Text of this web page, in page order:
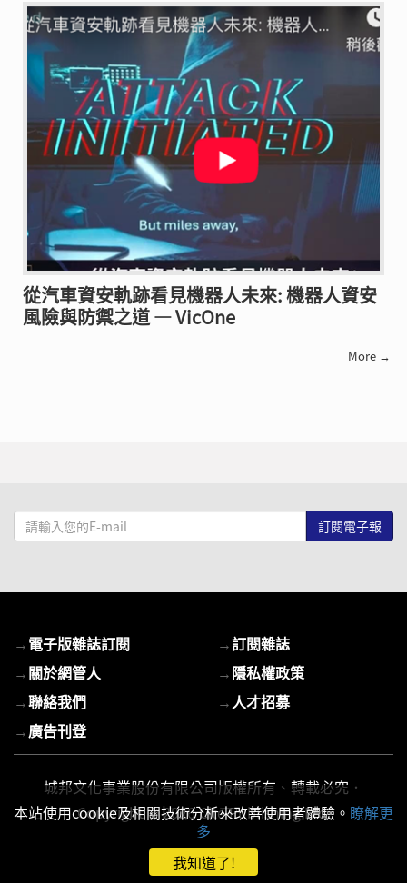
從汽車資安軌跡看見機器人未來: 機器人資安
風險與防禦之道 — VicOne
More →
請
輸
mail
→電子版雜誌訂閱
→關於網管人
→聯絡我們
→廣告刊登
→訂閱雜誌
→隱私權政策
→ 人才招募
城邦文化事業股份有限公司版權所有、轉載必究．
Copyright © 2026 Cite Publishing Ltd.
本站使用cookie及相關技術分析來改善使用者體驗。 瞭解更
多
我知道了!